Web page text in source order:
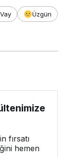
Vay
Üzgün
fırsatı
hemen